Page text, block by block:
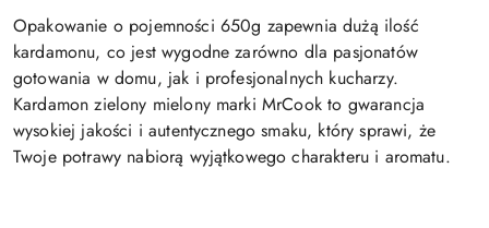
Opakowanie o pojemności 650g zapewnia dużą ilość
kardamonu, co jest wygodne zarówno dla pasjonatów
gotowania w domu, jak i profesjonalnych kucharzy.
Kardamon zielony mielony marki MrCook to gwarancja
wysokiej jakości i autentycznego smaku, który sprawi, że
Twoje potrawy nabiorą wyjątkowego charakteru i aromatu.